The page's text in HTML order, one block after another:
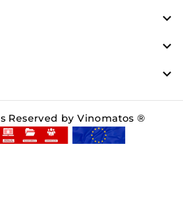



Reserved by Vinomatos ®